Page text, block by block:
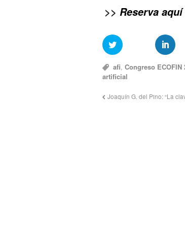
>>Reserva
afi,Congreso ECOFIN
artificial
Joaquín G. del Pino: “La